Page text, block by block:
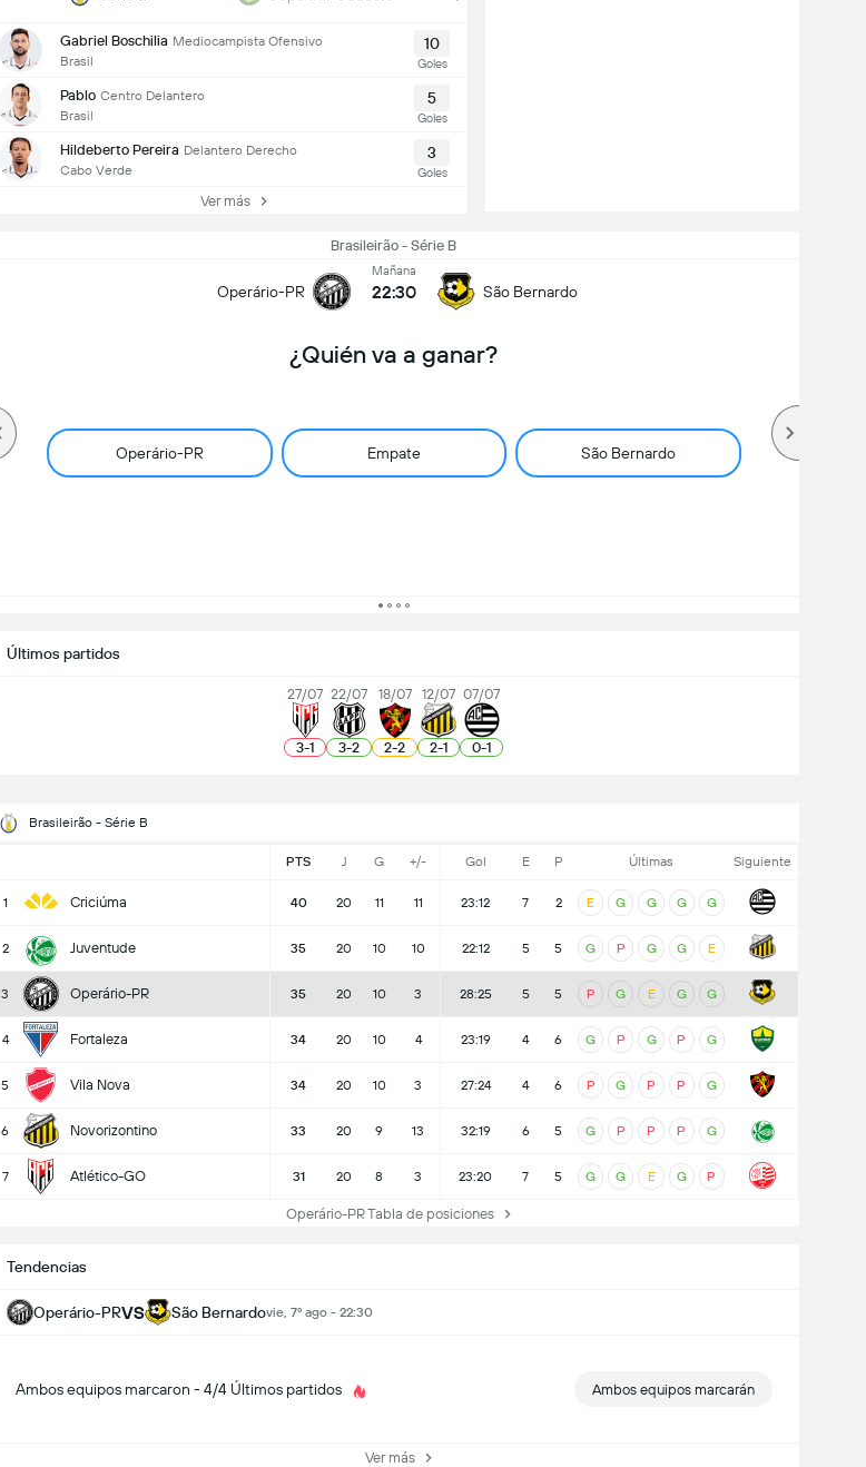
Gabriel Boschilia Mediocampista Ofensivo
Brasil
10
Goles
Pablo Centro Delantero
Brasil
5
Goles
Hildeberto Pereira Delantero Derecho
Cabo Verde
3
Goles
Ver más
Brasileirão - Série B
Operário-PR
Mañana
22:30 São Bernardo
¿Quién va a ganar?
Operário-PR Empate São Bernardo
Últimos partidos
27/07
3-1
22/07
3-2
18/07
2-2
12/07
2-1
07/07
0-1
Brasileirão - Série B
PTS J G +/- Gol E P Últimas Siguiente
1 Criciúma 40 20 11 11 23:12 7 2 E G G G G
2 Juventude 35 20 10 10 22:12 5 5 G P G G E
3 Operário-PR 35 20 10 3 28:25 5 5 P G E G G
4 Fortaleza 34 20 10 4 23:19 4 6 G P G P G
5 Vila Nova 34 20 10 3 27:24 4 6 P G P P G
6 Novorizontino 33 20 9 13 32:19 6 5 G P P P G
7 Atlético-GO 31 20 8 3 23:20 7 5 G G E G P
Operário-PR Tabla de posiciones
Tendencias
Operário-PRVS São Bernardovie, 7º ago - 22:30
Ambos equipos marcaron - 4/4 Últimos partidos Ambos equipos marcarán
Ver más